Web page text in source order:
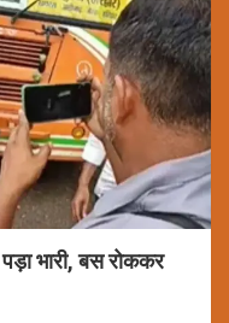
भारी, बस रोककर